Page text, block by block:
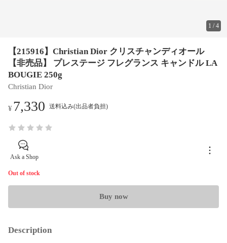
1 /4
【215916】Christian Dior クリスチャンディオール
【非売品】 プレステージ フレグランス キャンドル LA
BOUGIE 250g
Christian Dior
¥7,330 送料込み(出品者負担)
Ask a Shop
Out of stock
Buy now
Description